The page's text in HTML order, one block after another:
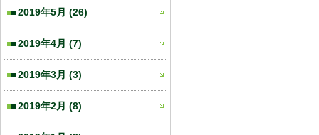
2019年5月 (26)
2019年4月 (7)
2019年3月 (3)
2019年2月 (8)